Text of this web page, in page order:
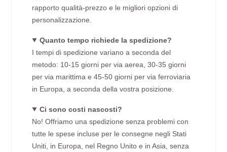
rapporto qualità-prezzo e le migliori opzioni di
personalizzazione.
Quanto tempo richiede la spedizione?
I tempi di spedizione variano a seconda del
metodo: 10-15 giorni per via aerea, 30-35 giorni
per via marittima e 45-50 giorni per via ferroviaria
in Europa, a seconda della vostra posizione.
Ci sono costi nascosti?
No! Offriamo una spedizione senza problemi con
tutte le spese incluse per le consegne negli Stati
Uniti, in Europa, nel Regno Unito e in Asia, senza